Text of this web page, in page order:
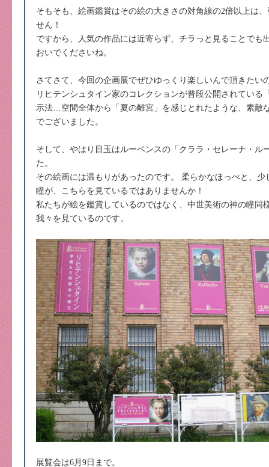
そもそも、絵画鑑賞はその絵の大きさの対角線の2倍以上は
せん！
ですから、人気の作品には近寄らず、チラっと見ることでも
おいでくださいね。
さてさて、今回の企画展でぜひゆっくり楽しいんで頂きたい
リヒテンシュタイン家のコレクションが普段公開されている
示法…空間全体から「夏の離宮」を感じとれたような、素敵
でございました。
そして、やはり目玉はルーベンスの「クララ・セレーナ・ル
た。
その絵画には温もりがあったのです。 柔らかなほっぺと、
瞳が、こちらを見ているではありませんか！
私たちが絵を鑑賞しているのではなく、中世美術の神の瞳同
我々を見ているのです。
展覧会は6月9日まで。